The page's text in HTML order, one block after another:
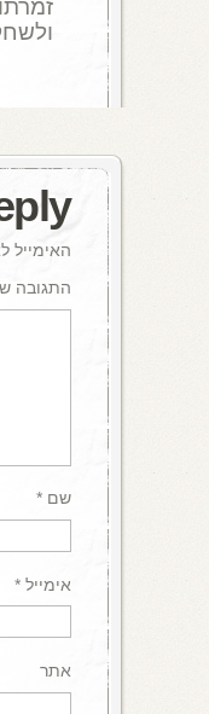
האימייל
התגובה
שם *
אימייל *
אתר